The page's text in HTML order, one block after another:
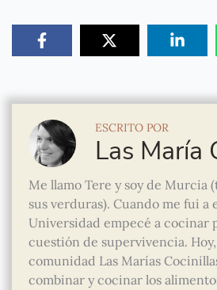
ESCRITO POR
Las María
Me llamo Tere y soy de Murcia
sus verduras). Cuando me fui a
Universidad empecé a cocinar
cuestión de supervivencia.
comunidad Las Marías
combinar y cocinar los